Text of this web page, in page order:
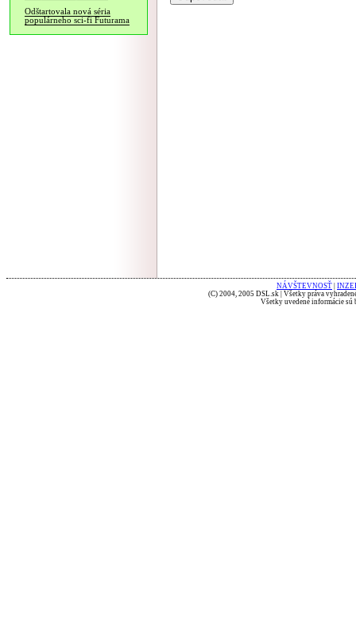
Odštartovala nová séria
populárneho sci-fi Futurama
NÁVŠTEVNOSŤ
(C) 2004, 2005 DSL.sk | Všetky práva
Všetky uvedené informácie sú